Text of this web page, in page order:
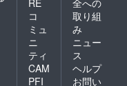
RE
コ
ミュ
ニ
ティ
CAM
PFI
全への
取り組
み
ニュー
ス
ヘルプ
お問い